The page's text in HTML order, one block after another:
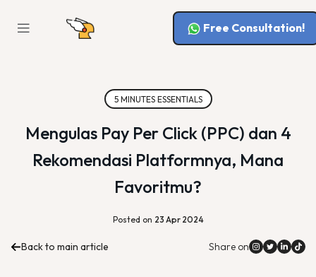
Free Consultation!
5 MINUTES ESSENTIALS
Mengulas Pay Per Click (PPC) dan 4
Rekomendasi Platformnya, Mana
Favoritmu?
Posted on 23 Apr 2024
Back to main article Share on